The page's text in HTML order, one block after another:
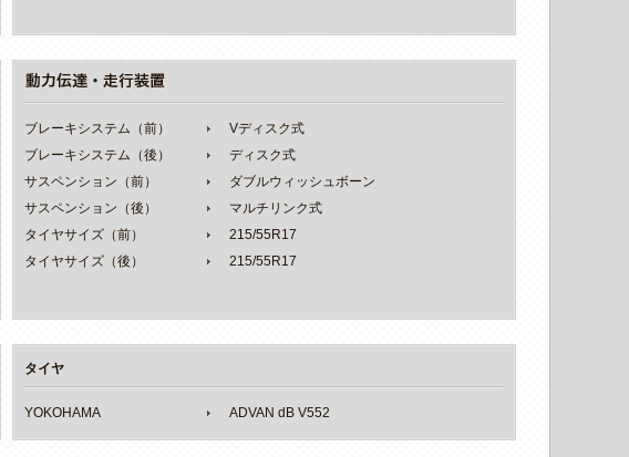
ブレーキシステム（前）
Vディスク式
ブレーキシステム（後）
ディスク式
サスペンション（前）
ダブルウィッシュボーン
サスペンション（後）
マルチリンク式
タイヤサイズ（前）
215/55R17
タイヤサイズ（後）
215/55R17
タイヤ
YOKOHAMA ADVAN dB V552